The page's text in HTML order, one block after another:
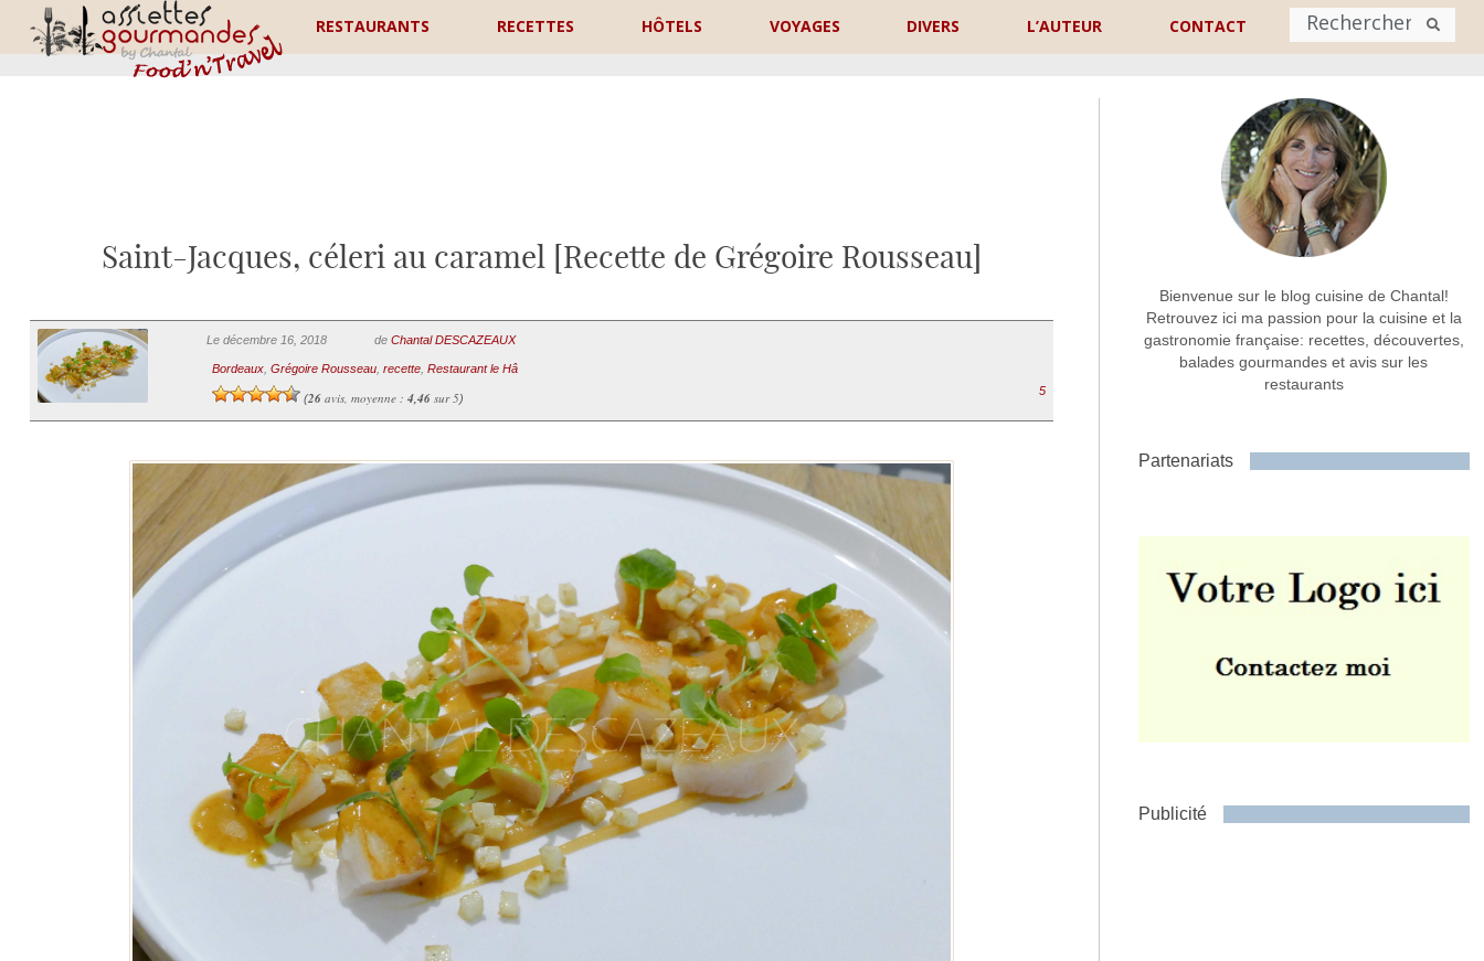
RESTAURANTS RECETTES HÔTELS VOYAGES DIVERS L’AUTEUR CONTACT
Nom
Commentaire ou message *
Saint-Jacques, céleri au caramel [Recette de Grégoire Rousseau]
Le décembre 16, 2018 de Chantal DESCAZEAUX
Bordeaux, Grégoire Rousseau, recette, Restaurant le Hâ
(26avis, moyenne : 4,46sur 5)
5
Bienvenue sur le blog cuisine de Chantal!
Retrouvez ici ma passion pour la cuisine et la
gastronomie française: recettes, découvertes,
balades gourmandes et avis sur les
restaurants
Partenariats
Publicité